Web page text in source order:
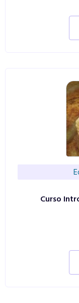
Curso